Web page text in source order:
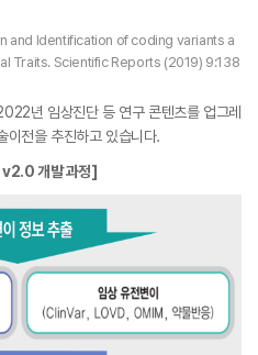
and Identification of coding variants a
Traits. Scientific Reports (2019) 9:138
년 임상진단 등 연구 콘텐츠를 업그레
전을 추진하고 있습니다.
v2.0 개발 과정]